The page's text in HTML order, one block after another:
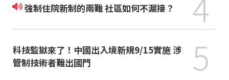
強制住院新制的兩難 社區如何不漏接？
科技監獄來了！中國出入境新規9/15實施 涉
管制技術者難出國門
5